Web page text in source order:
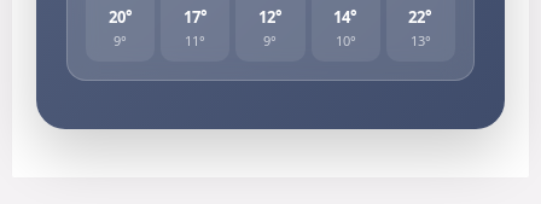
20°
9°
17°
11°
12°
9°
14°
10°
22°
13°